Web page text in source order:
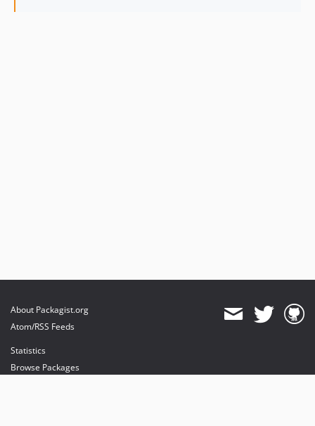
About Packagist.org
Atom/RSS Feeds
Statistics
Browse Packages